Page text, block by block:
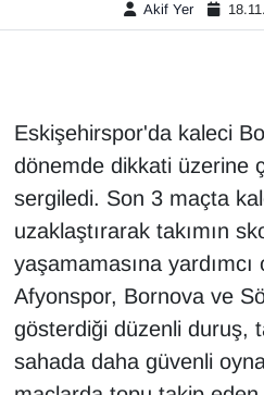
Akif Yer
Eskişehirspor'da kaleci
dönemde dikkati üzerine
sergiledi. Son 3 maçta
uzaklaştırarak takımın
yaşamamasına
Afyonspor, Bornova ve
gösterdiği düzenli duruş,
sahada daha güvenli